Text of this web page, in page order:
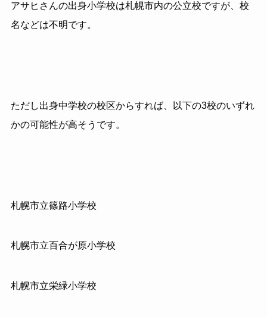
アサヒさんの出身小学校は札幌市内の公立校ですが、校
名などは不明です。
ただし出身中学校の校区からすれば、以下の3校のいずれ
かの可能性が高そうです。
札幌市立篠路小学校
札幌市立百合が原小学校
札幌市立栄緑小学校